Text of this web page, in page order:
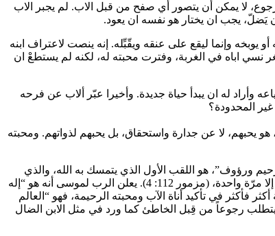
تفصل الله عنه. وخارج هذا الرجوع، لا يمكن أن يتصور أي صفح من قبل الاب. لم يجبر الاب
يَضلّ، يجب ان يختار هو نفسه ان يعود.
يوبخه وإنما ليقع على عنقه ويقّبِّله. إنه ينصت لاعتراف ابنه
نسي اباه في الغربة، وفترت محبته له، لكنه لم يستطعْ ان
له ان يبدأ حياة جديدة. وأخيرا عبّر ألاب عن فرحه
غير المحدودة؟
يحبهم، لا عن جدارة واستحقاق، بل يحبهم لذواتهم. ومحبته
ان الله هو أب (مزمور 103: 13). اب يصفح ويرحم (اشعيا 55: 7، دانيال 9: 9). هي صفة مخصصة لله (مزمور 78: 38). “الله رحيم ورؤوف”، هو اللقب الأول الذي يتمسك به الله، والذي
سيعترف له به، بعد الخروج (64: 6)، في كل من التثنية (4: 31)، والمزامير (86: 5 1، 103)، والأنبياء (يوئيل 2: 13)، وصفة “رحيم ” لم تطبق على الإنسان إلا مرّة واحدة، (مزمور 112: 4). يعلن الرب لموسى أنه هو “إله
ويغفر الذنب والمعصية والخطيئة”. (خروج 34: 6 -7). وسوف تلحّ النبوات التالية أكثر فأكثر في تأكيد أناة الآب ومحبته الرحيمة، فهو “العالم
8). لكن لا يجوز التفكير في ان صفح من قِبل الله لا يتطلب رجوعاً من قِبل الخاطئ كما ورد في مثل الابن الضال